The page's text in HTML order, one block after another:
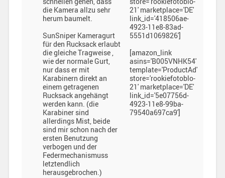
die Kamera allzu sehr
herum baumelt.
SunSniper Kameragurt
für den Rucksack erlaubt
die gleiche Tragweise ,
wie der normale Gurt,
nur dass er mit
Karabinern direkt an
einem getragenen
Rucksack angehängt
werden kann. (die
Karabiner sind
allerdings Mist, beide
sind mir schon nach der
ersten Benutzung
verbogen und der
Federmechanismuss
letztendlich
herausgebrochen.)
21' marketplace='DE'
link_id='418506ae-
4923-11e8-83ad-
5551d1069826']
[amazon_link
asins='B005VNHK54'
template='ProductAd'
store='rookiefotoblo-
21' marketplace='DE'
link_id='5e07756d-
4923-11e8-99ba-
79540a697ca9']